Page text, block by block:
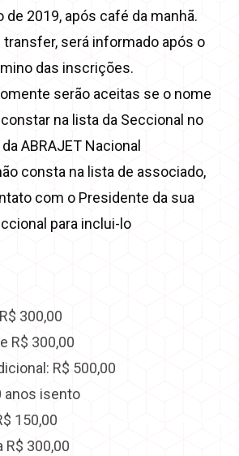
de 2019, após café da manhã.
transfer, será informado após o
das inscrições.
serão aceitas se o nome
na lista da Seccional no
ABRAJET Nacional
consta na lista de associado,
com o Presidente da sua
para inclui-lo
300,00
R$ 300,00
R$ 500,00
anos isento
150,00
R$ 300,00